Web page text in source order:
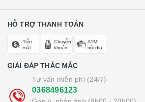
HỖ TRỢ THANH TOÁN
GIẢI ĐÁP THẮC MẮC
Tư vấn miễn phí (24/7)
0368496123